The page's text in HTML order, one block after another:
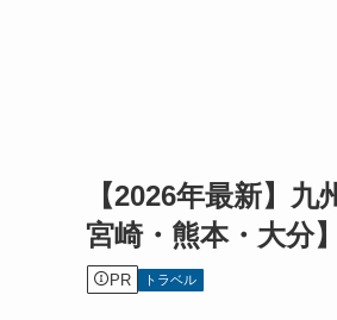
【2026年最新】
宮崎・熊本・大分
PR トラベル